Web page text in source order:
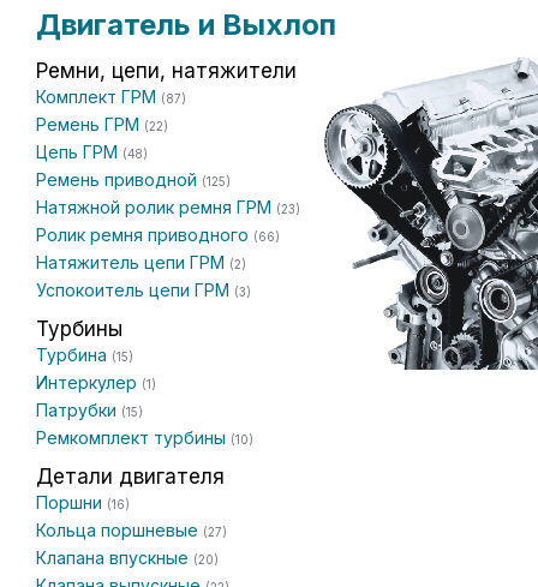
Двигатель и Выхлоп
Ремни, цепи, натяжители
Комплект ГРМ (87)
Ремень ГРМ (22)
Цепь ГРМ (48)
Ремень приводной (125)
Натяжной ролик ремня ГРМ (23)
Ролик ремня приводного (66)
Натяжитель цепи ГРМ (2)
Успокоитель цепи ГРМ (3)
Турбины
Турбина (15)
Интеркулер (1)
Патрубки (15)
Ремкомплект турбины (10)
Детали двигателя
Поршни (16)
Кольца поршневые (27)
Клапана впускные (20)